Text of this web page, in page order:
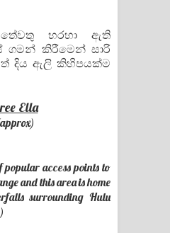
Lyrics - කාලය ගීතයේ පද
Lyrics - අරමුණ ගීතයේ
Hithila Song Lyrics -
Lyrics - සිහින ගීතයේ පද
හරහා ඇති
ගමන් කිරීමෙන් සාරි
දිය ඇලි කිහිපයක්ම
Ella
popular access points to
and this area is home
surrounding Hulu